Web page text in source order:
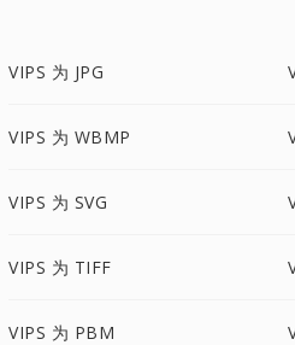
VIPS 为 JPG
VIPS 为 WBMP
VIPS 为 SVG
VIPS 为 TIFF
VIPS 为 PBM